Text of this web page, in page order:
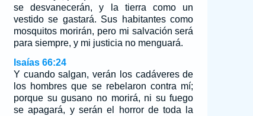
se desvanecerán, y la tierra como un
vestido se gastará. Sus habitantes como
mosquitos morirán, pero mi salvación será
para siempre, y mi justicia no menguará.
Isaías 66:24
Y cuando salgan, verán los cadáveres de
los hombres que se rebelaron contra mí;
porque su gusano no morirá, ni su fuego
se apagará, y serán el horror de toda la